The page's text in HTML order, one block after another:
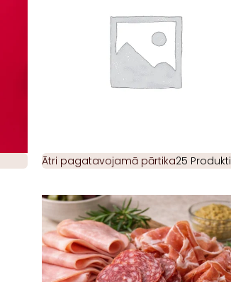
Ātri pagatavojamā pārtika25 Produkti